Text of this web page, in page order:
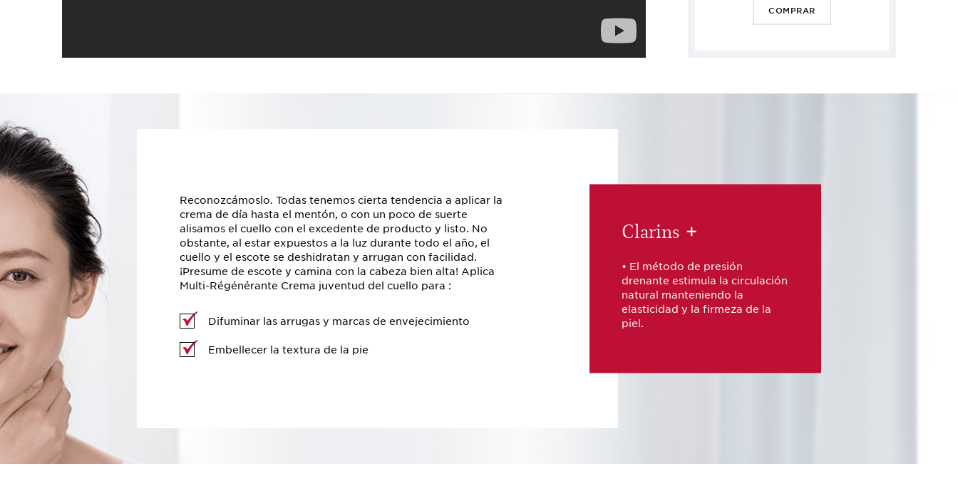
COMPRAR
Reconozcámoslo. Todas tenemos cierta tendencia a aplicar la
crema de día hasta el mentón, o con un poco de suerte
alisamos el cuello con el excedente de producto y listo. No
obstante, al estar expuestos a la luz durante todo el año, el
cuello y el escote se deshidratan y arrugan con facilidad.
¡Presume de escote y camina con la cabeza bien alta! Aplica
Multi-Régénérante Crema juventud del cuello para :
Difuminar las arrugas y marcas de envejecimiento
Embellecer la textura de la pie
Clarins +
• El método de presión
drenante estimula la circulación
natural manteniendo la
elasticidad y la firmeza de la
piel.